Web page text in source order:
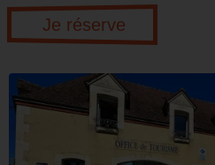
Je réserve